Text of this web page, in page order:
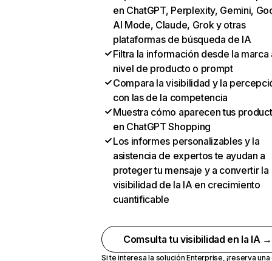
en ChatGPT, Perplexity, Gemini,
AI Mode, Claude, Grok y otras
plataformas de búsqueda de IA
Filtra la información desde la marca
nivel de producto o prompt
Compara la visibilidad y la
con las de la competencia
Muestra cómo aparecen tus
en ChatGPT Shopping
Los informes personalizables y la
asistencia de expertos te ayudan a
proteger tu mensaje y a convertir la
visibilidad de la IA en crecimiento
cuantificable
Comsulta tu visibilidad en la IA →
Si te interesa la solución Enterprise,¡reserva